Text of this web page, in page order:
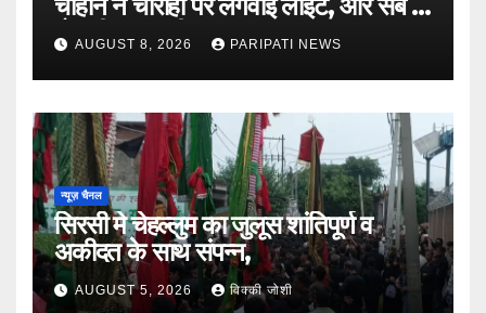
हो गयी वाह-वाही…
AUGUST 8, 2026 PARIPATI NEWS
न्यूज़ चैनल
सिरसी मे चेहल्लुम का जुलूस शांतिपूर्ण व
अकीदत के साथ संपन्न,
AUGUST 5, 2026 विक्की जोशी